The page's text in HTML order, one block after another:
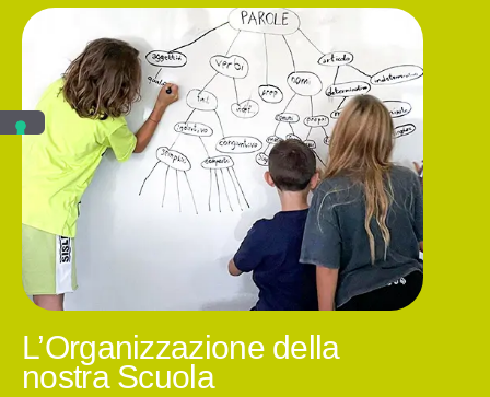
L’Organizzazione della
nostra Scuola